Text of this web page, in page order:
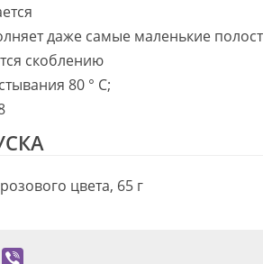
даже самые маленькие
скоблению
80 ° C;
цвета, 65 г